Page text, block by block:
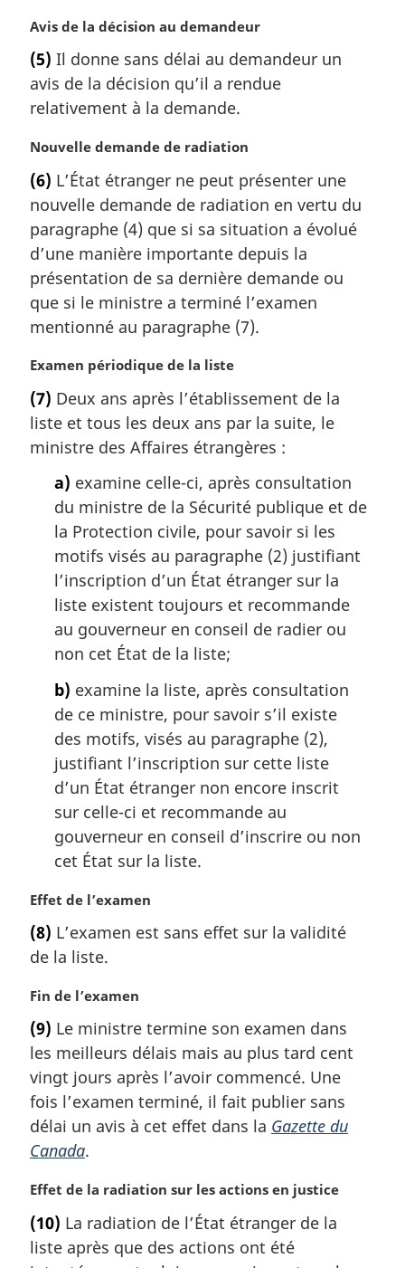
e
N
t
e
m
r
i
n
a
l
e
:
Avis de la décision au demandeur
(5) Il donne sans délai au demandeur un
avis de la décision qu’il a rendue
relativement à la demande.
N
t
e
m
a
g
i
n
l
:
Nouvelle demande de radiation
(6) L’État étranger ne peut présenter une
nouvelle demande de radiation en vertu du
paragraphe (4) que si sa situation a évolué
d’une manière importante depuis la
présentation de sa dernière demande ou
que si le ministre a terminé l’examen
mentionné au paragraphe (7).
N
t
e
m
Examen périodique de la liste
(7) Deux ans après l’établissement de la
liste et tous les deux ans par la suite, le
ministre des Affaires étrangères :
a) examine celle-ci, après consultation
du ministre de la Sécurité publique et de
la Protection civile, pour savoir si les
motifs visés au paragraphe (2) justifiant
l’inscription d’un État étranger sur la
liste existent toujours et recommande
au gouverneur en conseil de radier ou
non cet État de la liste;
b) examine la liste, après consultation
de ce ministre, pour savoir s’il existe
des motifs, visés au paragraphe (2),
justifiant l’inscription sur cette liste
d’un État étranger non encore inscrit
sur celle-ci et recommande au
gouverneur en conseil d’inscrire ou non
cet État sur la liste.
N
t
e
a
r
g
i
n
a
e
:
Effet de l’examen
(8) L’examen est sans effet sur la validité
de la liste.
N
t
e
m
a
g
i
a
l
e
:
Fin de l’examen
(9) Le ministre termine son examen dans
les meilleurs délais mais au plus tard cent
vingt jours après l’avoir commencé. Une
fois l’examen terminé, il fait publier sans
délai un avis à cet effet dans la Gazette du
Canada.
N
t
e
Effet de la radiation sur les actions en justice
(10) La radiation de l’État étranger de la
liste après que des actions ont été